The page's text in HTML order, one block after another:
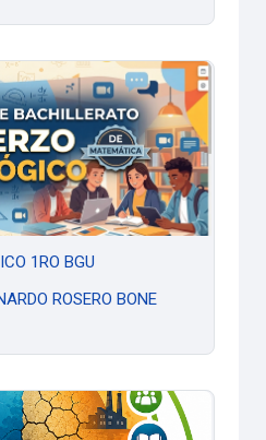
1RO BGU
1RO BGU
ROSERO BONE
(3BGU - BT)